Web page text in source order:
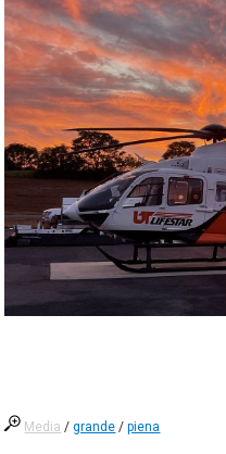
Media /grande /piena